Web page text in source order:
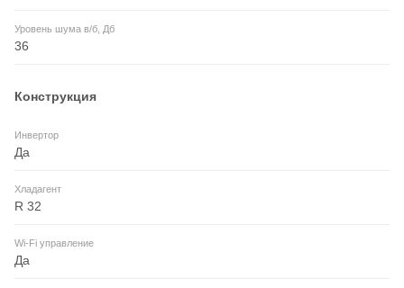
Уровень шума в/б, Дб
36
Конструкция
Инвертор
Да
Хладагент
R 32
Wi-Fi управление
Да